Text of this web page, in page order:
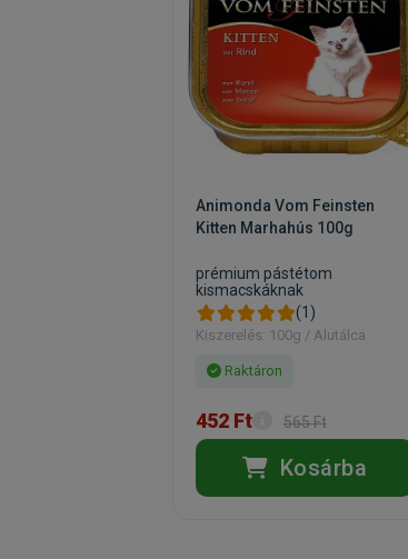
Animonda Vom Feinsten
Kitten Marhahús 100g
prémium pástétom
kismacskáknak
(1)
Kiszerelés: 100g / Alutálca
Raktáron
452 Ft 565 Ft
Kosárba